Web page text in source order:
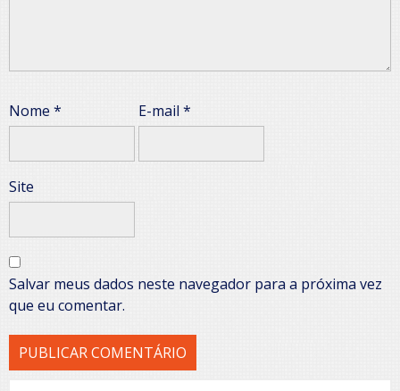
Nome * E-mail *
Site
Salvar meus dados neste navegador para a próxima vez
que eu comentar.